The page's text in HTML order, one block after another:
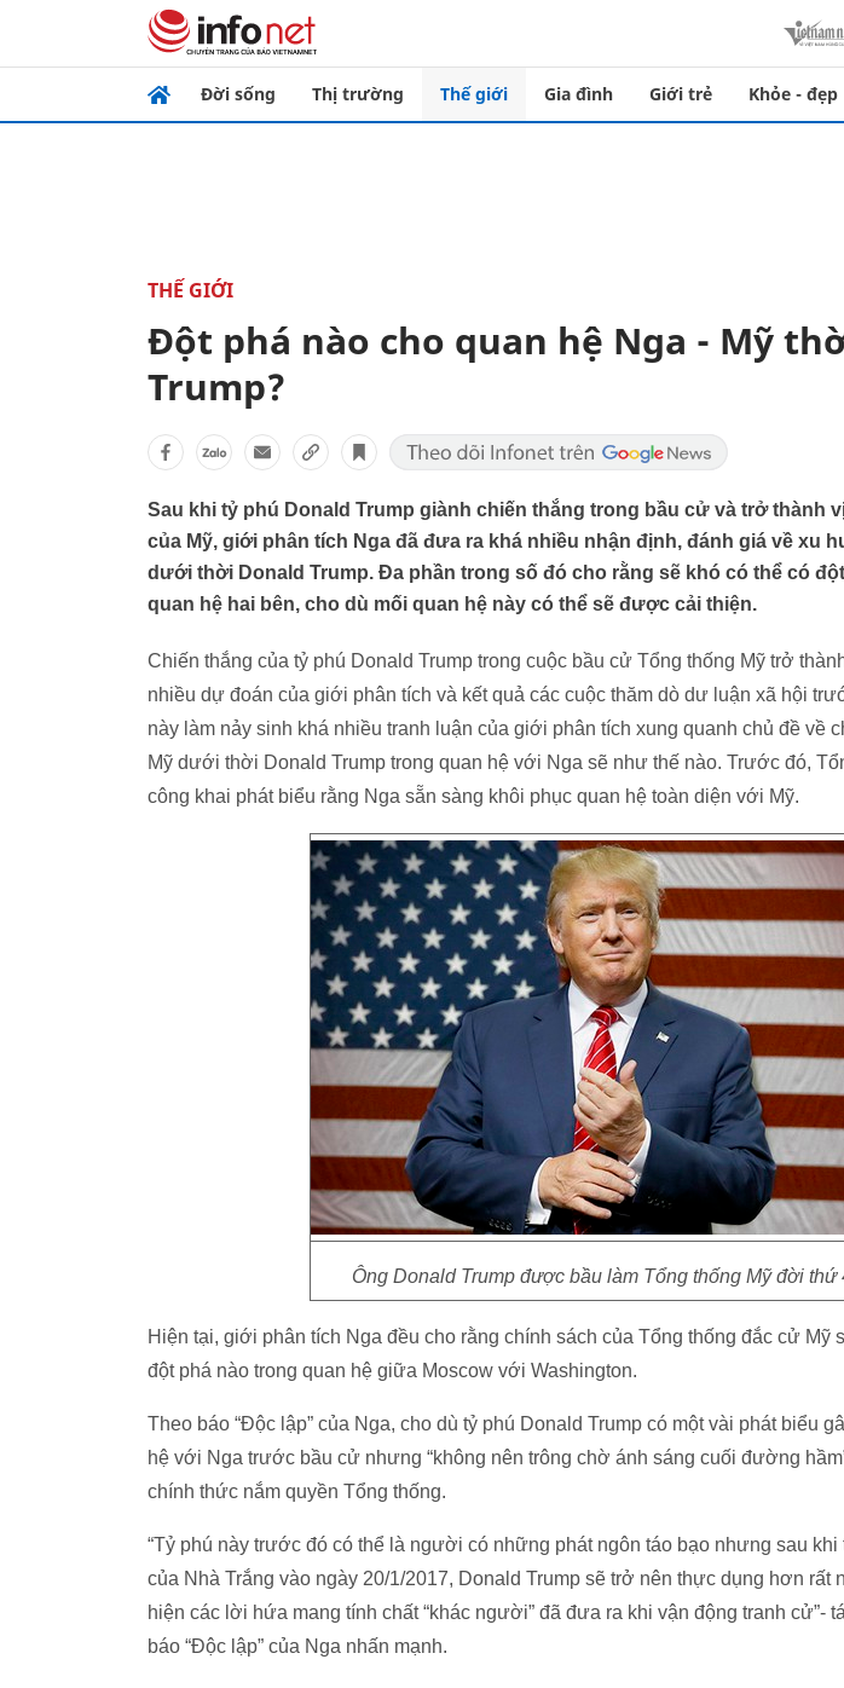
Đời sống Thị trường Thế giới Gia đình Giới trẻ Khỏe - đẹp
THẾ GIỚI
Đột phá nào cho quan hệ Nga - Mỹ
Trump?
Sau khi tỷ phú Donald Trump giành chiến thắng trong bầu cử và trở thành
của Mỹ, giới phân tích Nga đã đưa ra khá nhiều nhận định, đánh giá về xu
dưới thời Donald Trump. Đa phần trong số đó cho rằng sẽ khó có thể có
quan hệ hai bên, cho dù mối quan hệ này có thể sẽ được cải thiện.
Chiến thắng của tỷ phú Donald Trump trong cuộc bầu cử Tổng thống Mỹ trở
nhiều dự đoán của giới phân tích và kết quả các cuộc thăm dò dư luận xã hội
này làm nảy sinh khá nhiều tranh luận của giới phân tích xung quanh chủ đề về
Mỹ dưới thời Donald Trump trong quan hệ với Nga sẽ như thế nào. Trước đó,
công khai phát biểu rằng Nga sẵn sàng khôi phục quan hệ toàn diện với Mỹ.
Ông Donald Trump được bầu làm Tổng thống Mỹ đời thứ
Hiện tại, giới phân tích Nga đều cho rằng chính sách của Tổng thống đắc cử Mỹ
đột phá nào trong quan hệ giữa Moscow với Washington.
Theo báo “Độc lập” của Nga, cho dù tỷ phú Donald Trump có một vài phát biểu
hệ với Nga trước bầu cử nhưng “không nên trông chờ ánh sáng cuối đường
chính thức nắm quyền Tổng thống.
“Tỷ phú này trước đó có thể là người có những phát ngôn táo bạo nhưng sau
của Nhà Trắng vào ngày 20/1/2017, Donald Trump sẽ trở nên thực dụng hơn rất
hiện các lời hứa mang tính chất “khác người” đã đưa ra khi vận động tranh cử”-
báo “Độc lập” của Nga nhấn mạnh.